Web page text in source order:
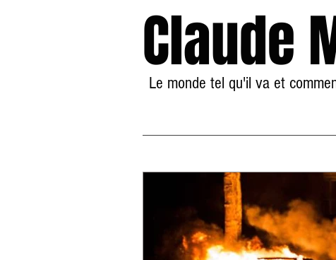
Claude
Le monde tel qu'il va et